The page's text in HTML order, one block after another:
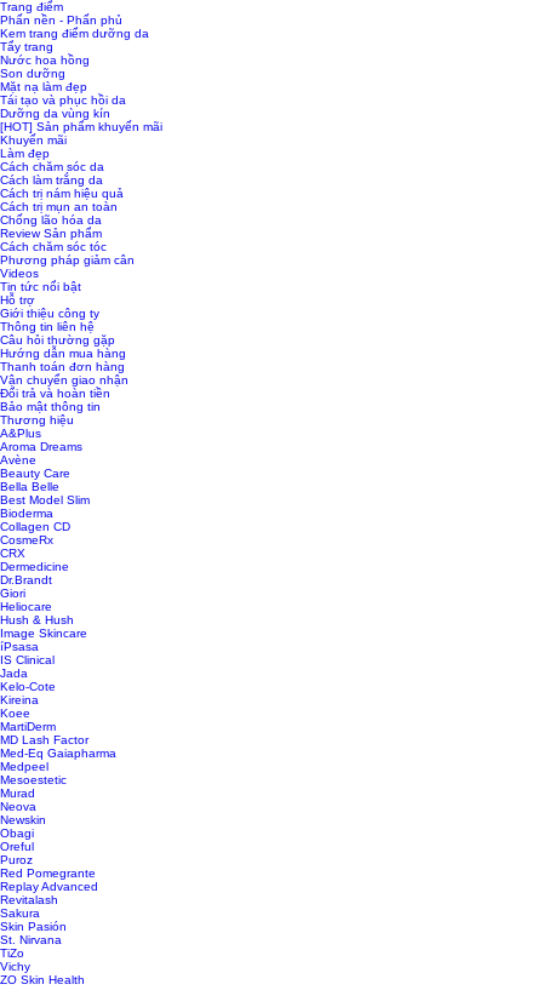
Trang điểm
Phấn nền - Phấn phủ
Kem trang điểm dưỡng da
Tẩy trang
Nước hoa hồng
Son dưỡng
Mặt nạ làm đẹp
Tái tạo và phục hồi da
Dưỡng da vùng kín
[HOT] Sản phẩm khuyến mãi
Khuyến mãi
Làm đẹp
Cách chăm sóc da
Cách làm trắng da
Cách trị nám hiệu quả
Cách trị mụn an toàn
Chống lão hóa da
Review Sản phẩm
Cách chăm sóc tóc
Phương pháp giảm cân
Videos
Tin tức nổi bật
Hỗ trợ
Giới thiệu công ty
Thông tin liên hệ
Câu hỏi thường gặp
Hướng dẫn mua hàng
Thanh toán đơn hàng
Vận chuyển giao nhận
Đổi trả và hoàn tiền
Bảo mật thông tin
Thương hiệu
A&Plus
Aroma Dreams
Avène
Beauty Care
Bella Belle
Best Model Slim
Bioderma
Collagen CD
CosmeRx
CRX
Dermedicine
Dr.Brandt
Giori
Heliocare
Hush & Hush
Image Skincare
íPsasa
IS Clinical
Jada
Kelo-Cote
Kireina
Koee
MartiDerm
MD Lash Factor
Med-Eq Gaiapharma
Medpeel
Mesoestetic
Murad
Neova
Newskin
Obagi
Oreful
Puroz
Red Pomegrante
Replay Advanced
Revitalash
Sakura
Skin Pasión
St. Nirvana
TiZo
Vichy
ZO Skin Health